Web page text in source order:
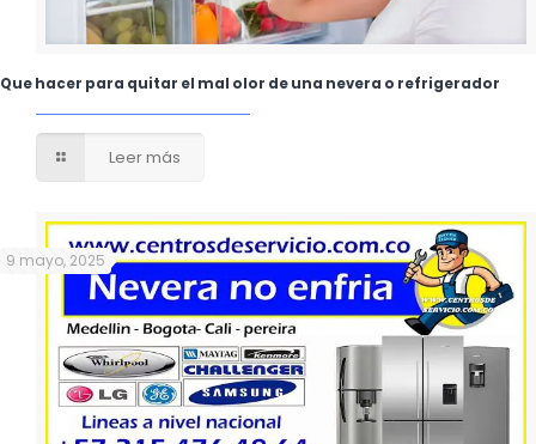
Que hacer para quitar el mal olor de una nevera o refrigerador
Leer más
9 mayo, 2025